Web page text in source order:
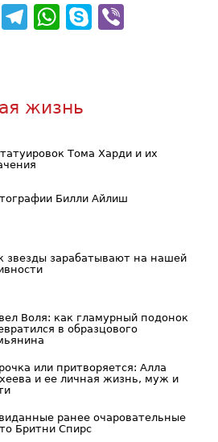
Twitter
Telegram
WhatsApp
Skype
жизнь
Тома Харди и их
Билли Айлиш
звезды зарабатывают на нашей
Воля: как гламурный подонок
в образцового
или притворяется: Алла
и ее личная жизнь, муж и
ранее очаровательные
Бритни Спирс